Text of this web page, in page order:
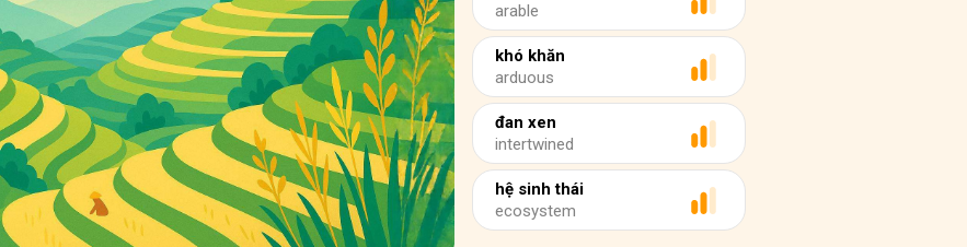
arable
khó khăn
arduous
đan xen
intertwined
hệ sinh thái
ecosystem